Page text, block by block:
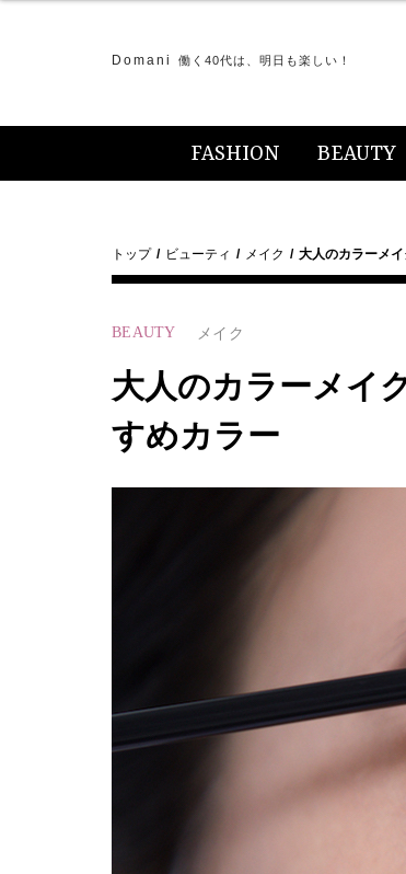
Domani 働く40代は、明日も楽しい！
FASHION BEAUTY
トップ ビューティ メイク 大人のカラーメ
BEAUTY メイク
大人のカラーメイ
すめカラー